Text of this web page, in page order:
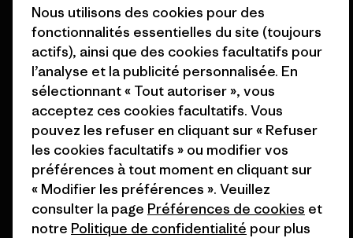
Nos magasins
© 2026 Patagonia, Inc. All Rights Reserved.
français
Nous utilisons des cookies pour des
fonctionnalités essentielles du site (toujours
actifs), ainsi que des cookies facultatifs pour
l’analyse et la publicité personnalisée. En
sélectionnant « Tout autoriser », vous
acceptez ces cookies facultatifs. Vous
pouvez les refuser en cliquant sur « Refuser
les cookies facultatifs » ou modifier vos
préférences à tout moment en cliquant sur
« Modifier les préférences ». Veuillez
consulter la page Préférences de cookies et
notre Politique de confidentialité pour plus